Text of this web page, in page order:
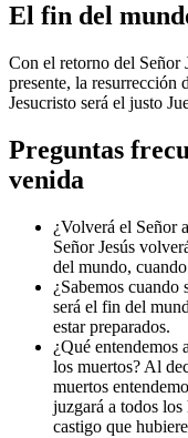
El fin del
Con el retorno del Señor
presente, la resurrección
Jesucristo será el justo
Preguntas
venida
¿Volverá el Señor
Señor Jesús
del mundo,
¿Sabemos
será el fin del
estar preparados.
¿Qué entendemos
los muertos? Al
muertos
juzgará a todos
castigo que